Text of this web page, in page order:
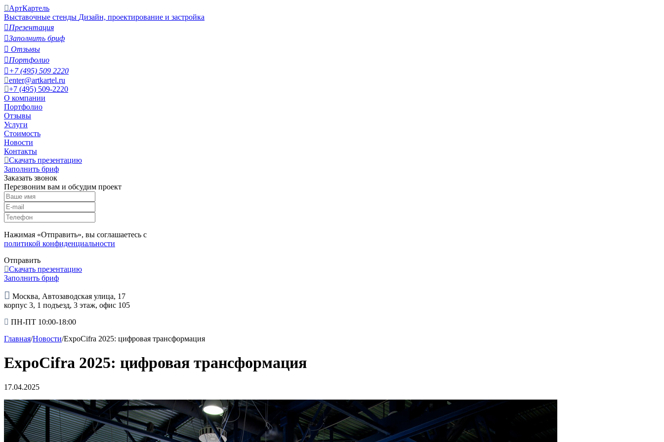
АртКартель
Выставочные стенды Дизайн, проектирование и застройка
Презентация
Заполнить бриф
 Отзывы
Портфолио
+7 (495) 509 2220
enter@artkartel.ru
+7 (495) 509-2220
О компании
Портфолио
Отзывы
Услуги
Стоимость
Новости
Контакты
Скачать презентацию
Заполнить бриф
Заказать звонок
Перезвоним вам и обсудим проект
Нажимая «Отправить», вы соглашаетесь с
политикой конфиденциальности
Отправить
Скачать презентацию
Заполнить бриф
Москва, Автозаводская улица, 17
корпус 3, 1 подъезд, 3 этаж, офис 105
ПН-ПТ 10:00-18:00
Главная/Новости/ExpoCifra 2025: цифровая трансформация
ExpoCifra 2025: цифровая трансформация
17.04.2025